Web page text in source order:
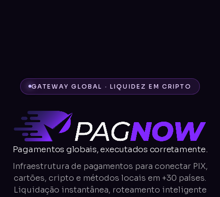
GATEWAY GLOBAL · LIQUIDEZ EM CRIPTO
Pagamentos globais, executados corretamente.
Infraestrutura de pagamentos para conectar PIX,
cartões, cripto e métodos locais em +30 países.
Liquidação instantânea, roteamento inteligente